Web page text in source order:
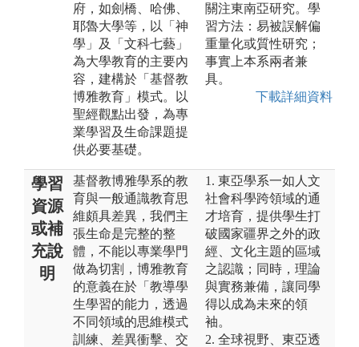
府，如劍橋、哈佛、
耶魯大學等，以「神
學」及「文科七藝」
為大學教育的主要內
容，建構於「基督教
博雅教育」模式。以
聖經觀點出發，為專
業學習及生命課題提
供必要基礎。
關注東南亞研究。學
習方法：易被誤解偏
重量化或質性研究；
事實上本系兩者兼
具。
下載詳細資料
學習
資源
或補
充說
明
基督教博雅學系的教
育與一般通識教育思
維頗具差異，我們主
張生命是完整的整
體，不能以專業學門
做為切割，博雅教育
的意義在於「教導學
生學習的能力，透過
不同領域的思維模式
訓練、差異衝擊、交
1. 東亞學系一如人文
社會科學跨領域的通
才培育，提供學生打
破國家疆界之外的政
經、文化主題的區域
之認識；同時，理論
與實務兼備，讓同學
得以成為未來的領
袖。
2. 全球視野、東亞透